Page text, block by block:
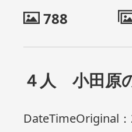
788
４人 小田原
DateTimeOriginal：